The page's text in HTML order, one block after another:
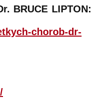
BRUCE LIPTON:
chorob-dr-